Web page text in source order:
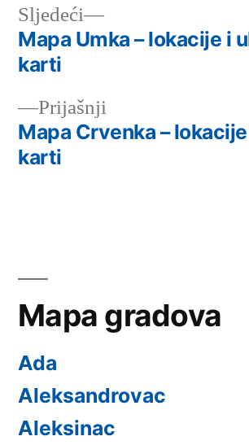
Кретање
чланка
PrijašnjiПретходни
чланак:
Mapa Crvenka –
karti
Sljedeći
Следећи
чланак:
Mapa Umka – lokacije i
karti
Mapa gradova
Ada
Aleksandrovac
Aleksinac